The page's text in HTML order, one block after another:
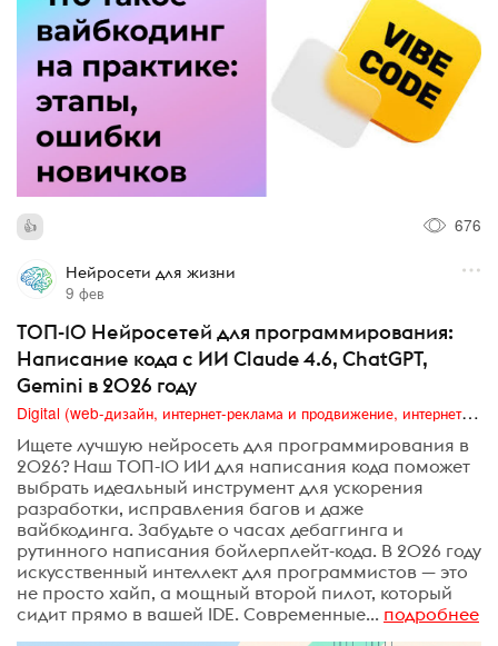
676
Нейросети для жизни
9 фев
ТОП-10 Нейросетей для программирования:
Написание кода с ИИ Claude 4.6, ChatGPT,
Gemini в 2026 году
Digital (web-дизайн, интернет-реклама и продвижение, интернет-сообщества и блоги, интернет-коммуникации, мобильный маркетинг, реклама на цифровых экранах)
Ищете лучшую нейросеть для программирования в
2026? Наш ТОП-10 ИИ для написания кода поможет
выбрать идеальный инструмент для ускорения
разработки, исправления багов и даже
вайбкодинга. Забудьте о часах дебаггинга и
рутинного написания бойлерплейт-кода. В 2026 году
искусственный интеллект для программистов — это
не просто хайп, а мощный второй пилот, который
сидит прямо в вашей IDE. Современные... подробнее